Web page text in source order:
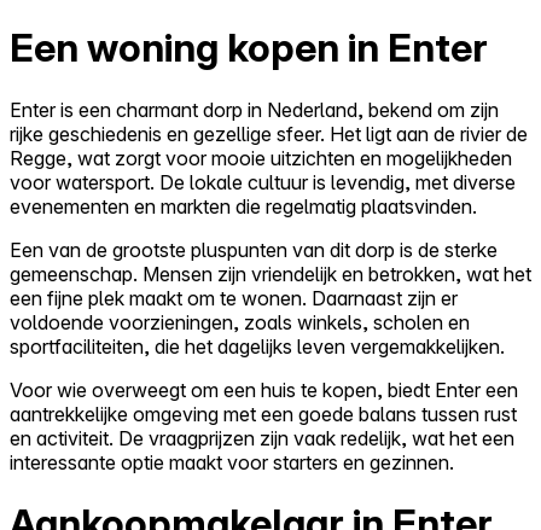
Een woning kopen in Enter
Enter is een charmant dorp in Nederland, bekend om zijn
rijke geschiedenis en gezellige sfeer. Het ligt aan de rivier de
Regge, wat zorgt voor mooie uitzichten en mogelijkheden
voor watersport. De lokale cultuur is levendig, met diverse
evenementen en markten die regelmatig plaatsvinden.
Een van de grootste pluspunten van dit dorp is de sterke
gemeenschap. Mensen zijn vriendelijk en betrokken, wat het
een fijne plek maakt om te wonen. Daarnaast zijn er
voldoende voorzieningen, zoals winkels, scholen en
sportfaciliteiten, die het dagelijks leven vergemakkelijken.
Voor wie overweegt om een huis te kopen, biedt Enter een
aantrekkelijke omgeving met een goede balans tussen rust
en activiteit. De vraagprijzen zijn vaak redelijk, wat het een
interessante optie maakt voor starters en gezinnen.